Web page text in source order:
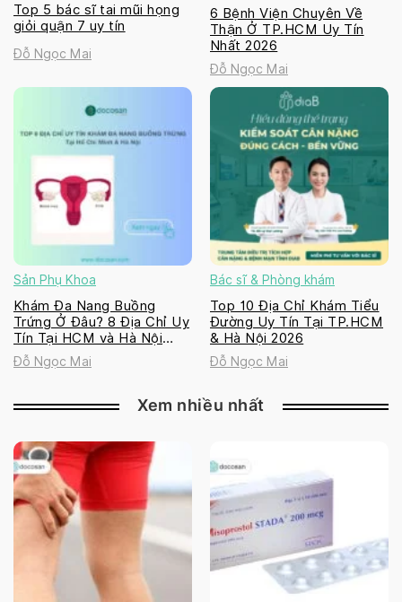
Top 5 bác sĩ tai mũi họng
giỏi quận 7 uy tín
Đỗ Ngọc Mai
6 Bệnh Viện Chuyên Về
Thận Ở TP.HCM Uy Tín
Nhất 2026
Đỗ Ngọc Mai
Sản Phụ Khoa
Khám Đa Nang Buồng
Trứng Ở Đâu? 8 Địa Chỉ Uy
Tín Tại HCM và Hà Nội
2026
Đỗ Ngọc Mai
Bác sĩ & Phòng khám
Top 10 Địa Chỉ Khám Tiểu
Đường Uy Tín Tại TP.HCM
& Hà Nội 2026
Đỗ Ngọc Mai
Xem nhiều nhất